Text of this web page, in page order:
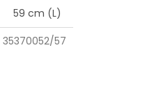
61 cm (XL)
59 cm (L)
35370052/57